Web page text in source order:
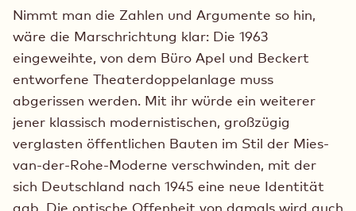
Nimmt man die Zahlen und Argumente so hin,
wäre die Marschrichtung klar: Die 1963
eingeweihte, von dem Büro Apel und Beckert
entworfene Theaterdoppelanlage muss
abgerissen werden. Mit ihr würde ein weiterer
jener klassisch modernistischen, großzügig
verglasten öffentlichen Bauten im Stil der Mies-
van-der-Rohe-Moderne verschwinden, mit der
sich Deutschland nach 1945 eine neue Identität